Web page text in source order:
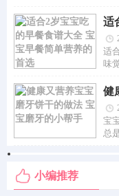
适
餐
适
味
健
牙
宝
总
小编推荐